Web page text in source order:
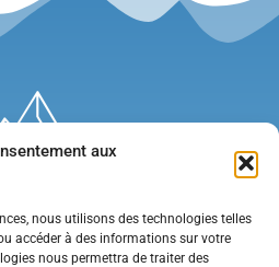
aux
nous utilisons des technologies telles
accéder à des informations sur votre
nous permettra de traiter des